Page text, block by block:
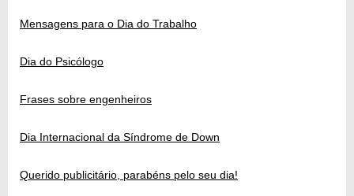
Mensagens para o Dia do Trabalho
Dia do Psicólogo
Frases sobre engenheiros
Dia Internacional da Síndrome de Down
Querido publicitário, parabéns pelo seu dia!